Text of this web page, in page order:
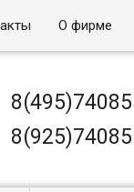
О фирме